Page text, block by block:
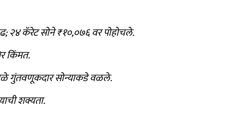
२४ कॅरेट सोने ₹१०,०७६ वर पोहोचले.
किंमत.
गुंतवणूकदार सोन्याकडे वळले.
शक्यता.